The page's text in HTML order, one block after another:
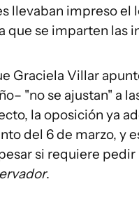
llevaban impreso
que se imparten las
Graciela Villar
"no se ajustan" a
la oposición ya
del 6 de marzo, y
si requiere
.